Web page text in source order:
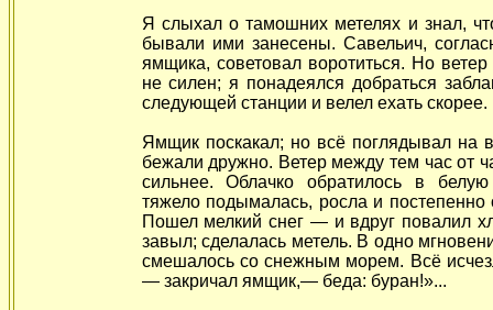
Я слыхал о тамошних метелях и знал,
бывали ими занесены. Савельич,
ямщика, советовал воротиться. Но
не силен; я понадеялся добраться
следующей станции и велел ехать скорее.
Ямщик поскакал; но всё поглядывал на
бежали дружно. Ветер между тем час от
сильнее. Облачко обратилось в белую
тяжело подымалась, росла и постепенно
Пошел мелкий снег — и вдруг повалил
завыл; сделалась метель. В одно
смешалось со снежным морем. Всё
— закричал ямщик,— беда: буран!»...